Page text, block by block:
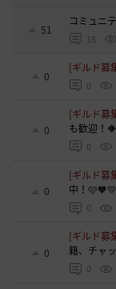
51
コミュニ
18
0
[ギルド募
0
0
[ギルド募
も歓迎！
0
0
[ギルド募
中！
0
0
[ギルド募
籍、チャ
0